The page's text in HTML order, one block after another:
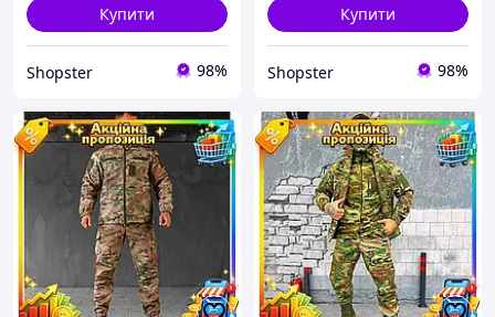
Купити
Shopster 98%
Купити
Shopster 98%